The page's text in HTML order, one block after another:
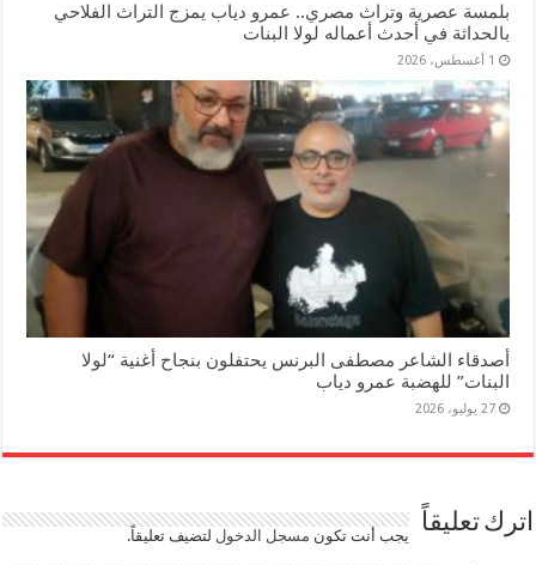
بلمسة عصرية وتراث مصري.. عمرو دياب يمزج التراث الفلاحي
بالحداثة في أحدث أعماله لولا البنات
1 أغسطس، 2026
أصدقاء الشاعر مصطفى البرنس يحتفلون بنجاح أغنية “لولا
البنات” للهضبة عمرو دياب
27 يوليو، 2026
اترك تعليقاً يجب أنت تكون مسجل الدخول لتضيف تعليقاً.